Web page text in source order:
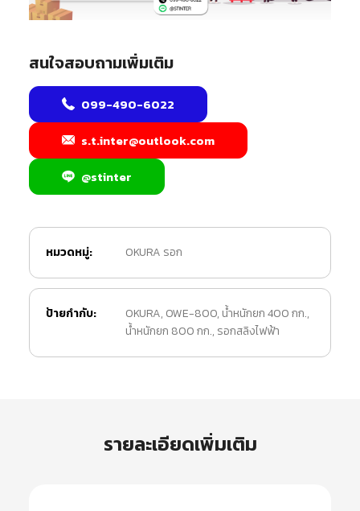
สนใจสอบถามเพิ่มเติม
099-490-6022
s.t.inter@outlook.com
@stinter
หมวดหมู่: OKURA รอก
ป้ายกำกับ: OKURA, OWE-800, น้ำหนักยก 400 กก.,
น้ำหนักยก 800 กก., รอกสลิงไฟฟ้า
รายละเอียดเพิ่มเติม